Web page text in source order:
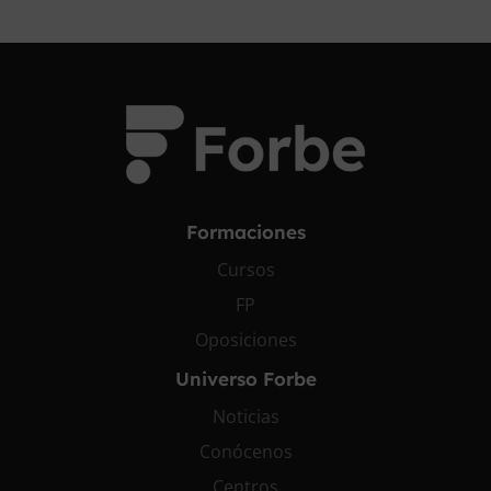
Formaciones
Cursos
FP
Oposiciones
Universo Forbe
Noticias
Conócenos